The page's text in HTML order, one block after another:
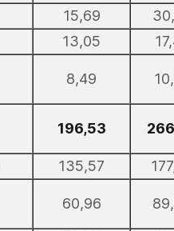
15,69
13,05
8,49
196,53
135,57
60,96